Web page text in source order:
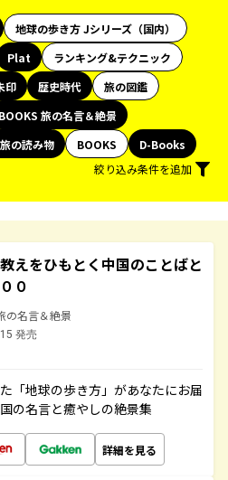
地球の歩き方 Jシリーズ（国内）
Plat
ランキング&テクニック
印 歴史時代
旅の図鑑
BOOKS 旅の名言＆絶景
の読み物 BOOKS
D-Books
絞り込み条件を追加
えをひもとく中国のことばと
０
の名言＆絶景
発売
「地球の歩き方」があなたにお届
の名言と癒やしの絶景集
詳細を見る